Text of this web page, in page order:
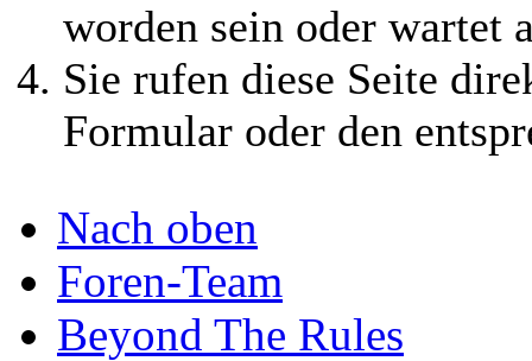
worden sein oder wartet
Sie rufen diese Seite
Formular oder den
Nach oben
Foren-Team
Beyond The Rules